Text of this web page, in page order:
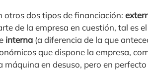
otros dos tipos de financiación:
de la empresa en cuestión, tal es
interna (a diferencia de la que
que dispone la empresa,
en desuso, pero en